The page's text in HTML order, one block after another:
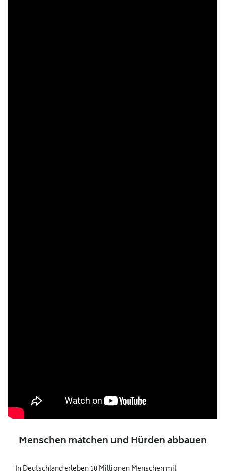
Menschen matchen und Hürden abbauen